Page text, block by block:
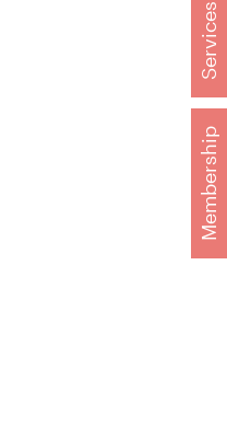
Membership
Services